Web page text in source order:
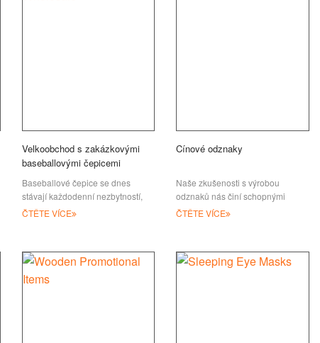
Velkoobchod s zakázkovými
baseballovými čepicemi
Baseballové čepice se dnes
stávají každodenní nezbytností,
když lidé chodí ven. Je docela
ČTĚTE VÍCE
Cínové odznaky
Naše zkušenosti s výrobou
odznaků nás činí schopnými
vyrábět různé speciální a kvalitní
ČTĚTE VÍCE